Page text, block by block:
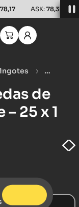
78,17 ASK: 78,31
de
25 x 1